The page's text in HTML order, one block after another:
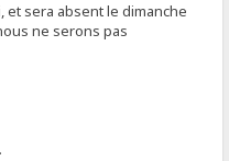
sera absent le dimanche
ne serons pas